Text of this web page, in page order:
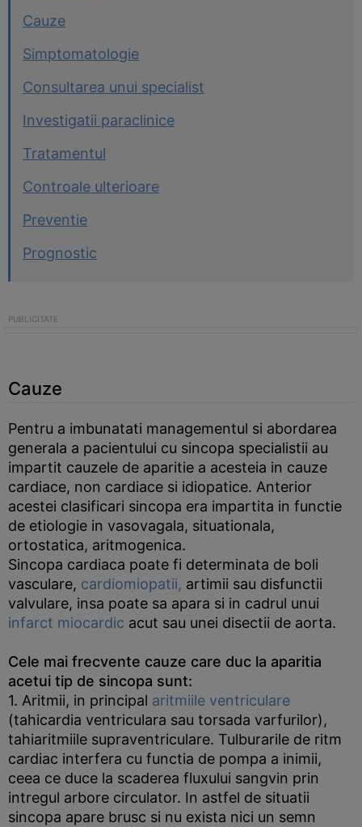
Cauze
Simptomatologie
Consultarea unui specialist
Investigatii paraclinice
Tratamentul
Controale ulterioare
Preventie
Prognostic
Cauze
Pentru a imbunatati managementul si abordarea
generala a pacientului cu sincopa specialistii au
impartit cauzele de aparitie a acesteia in cauze
cardiace, non cardiace si idiopatice. Anterior
acestei clasificari sincopa era impartita in functie
de etiologie in vasovagala, situationala,
ortostatica, aritmogenica.
Sincopa cardiaca poate fi determinata de boli
vasculare, cardiomiopatii, artimii sau disfunctii
valvulare, insa poate sa apara si in cadrul unui
infarct miocardic acut sau unei disectii de aorta.
Cele mai frecvente cauze care duc la aparitia
acetui tip de sincopa sunt:
1. Aritmii, in principal aritmiile ventriculare
(tahicardia ventriculara sau torsada varfurilor),
tahiaritmiile supraventriculare. Tulburarile de ritm
cardiac interfera cu functia de pompa a inimii,
ceea ce duce la scaderea fluxului sangvin prin
intregul arbore circulator. In astfel de situatii
sincopa apare brusc si nu exista nici un semn